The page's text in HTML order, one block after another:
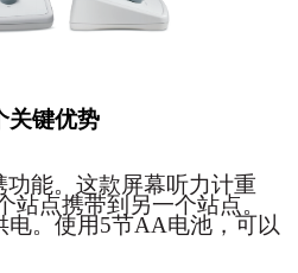
关键优势
功能。 这款屏幕听力计重
站点携带到另一个站点。
电。 使用5节AA电池 ， 可以